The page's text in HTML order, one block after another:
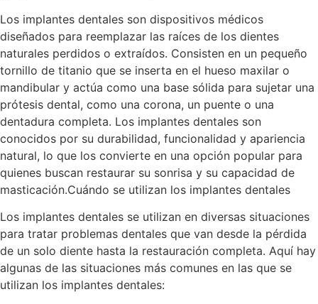
Los implantes dentales son dispositivos médicos
diseñados para reemplazar las raíces de los dientes
naturales perdidos o extraídos. Consisten en un pequeño
tornillo de titanio que se inserta en el hueso maxilar o
mandibular y actúa como una base sólida para sujetar una
prótesis dental, como una corona, un puente o una
dentadura completa. Los implantes dentales son
conocidos por su durabilidad, funcionalidad y apariencia
natural, lo que los convierte en una opción popular para
quienes buscan restaurar su sonrisa y su capacidad de
masticación.Cuándo se utilizan los implantes dentales
Los implantes dentales se utilizan en diversas situaciones
para tratar problemas dentales que van desde la pérdida
de un solo diente hasta la restauración completa. Aquí hay
algunas de las situaciones más comunes en las que se
utilizan los implantes dentales: